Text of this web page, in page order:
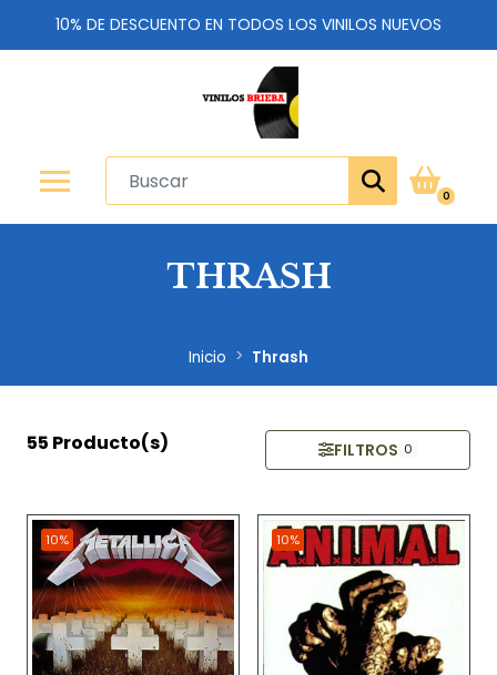
10% DE DESCUENTO EN TODOS LOS VINILOS NUEVOS
0
THRASH
Inicio Thrash
55 Producto(s) FILTROS 0
10% 10%